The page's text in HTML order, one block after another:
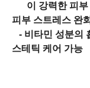
이 강력한 피부
피부 스트레스 완
- 비타민 성분의
스테틱 케어 가능